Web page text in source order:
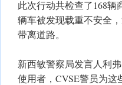
此次行动共检查了168辆
辆车被发现载重不安全
带离道路。
新西敏警察局发言人利
使用者，CVSE警员为